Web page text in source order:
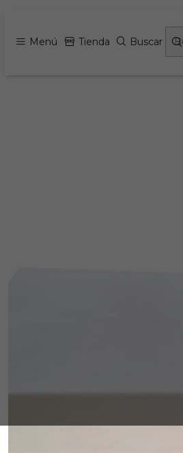
Menú Tienda Buscar